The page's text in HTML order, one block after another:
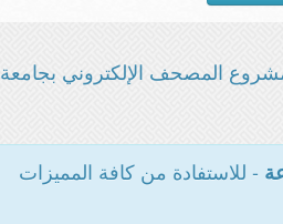
المصحف الإلكتروني بجامعة
- للاستفادة من كافة المميزات